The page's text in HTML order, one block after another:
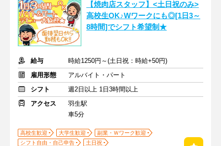
【焼肉店スタッフ】<土日祝のみ>
高校生OK♪Wワークにも◎[1日3～
8時間]でシフト希望制★
給与
時給1250円～(土日祝：時給+50円)
雇用形態
アルバイト・パート
シフト
週2日以上 1日3時間以上
アクセス
羽生駅
車5分
高校生歓迎 大学生歓迎
副業・Ｗワーク歓迎
シフト自由・自己申告
土日祝